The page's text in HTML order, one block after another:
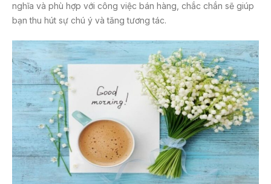
nghĩa và phù hợp với công việc bán hàng, chắc chắn sẽ giúp
bạn thu hút sự chú ý và tăng tương tác.